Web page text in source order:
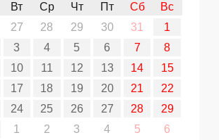
Вт Ср Чт Пт Сб
Вс
27 28 29 30 31
1
3 4 5 6 7
8
10 11 12 13 14
15
17 18 19 20 21
22
24 25 26 27 28
29
1 2 3 4 5 6